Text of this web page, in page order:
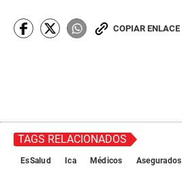
COPIAR ENLACE
TAGS RELACIONADOS
EsSalud Ica Médicos Asegurados